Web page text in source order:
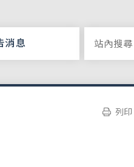
消息
列印